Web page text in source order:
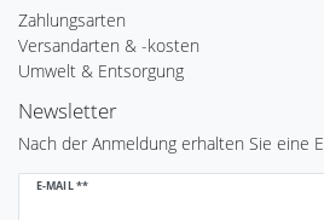
Zahlungsarten
Versandarten & -kosten
Umwelt & Entsorgung
Newsletter
Nach der Anmeldung erhalten Sie eine
E-MAIL **
Newsletter